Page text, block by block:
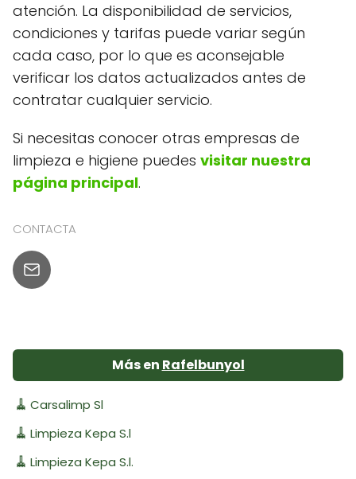
atención. La disponibilidad de servicios,
condiciones y tarifas puede variar según
cada caso, por lo que es aconsejable
verificar los datos actualizados antes de
contratar cualquier servicio.
Si necesitas conocer otras empresas de
limpieza e higiene puedes visitar nuestra
página principal.
CONTACTA
Más en Rafelbunyol
🧹 Carsalimp Sl
🧹 Limpieza Kepa S.l
🧹 Limpieza Kepa S.l.